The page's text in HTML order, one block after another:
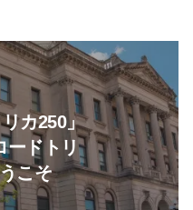
カ250」
ードトリ
こそ
Welcome to Your America